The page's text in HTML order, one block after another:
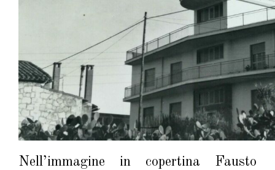
Nell’immagine in copertina Fausto